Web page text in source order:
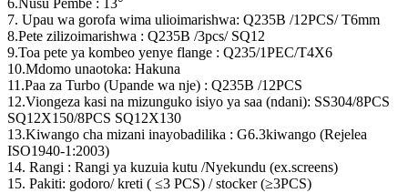
6.Nusu Pembe : 13°
7. Upau wa gorofa wima ulioimarishwa: Q235B /12PCS/ T6mm
8.Pete zilizoimarishwa : Q235B /3pcs/ SQ12
9.Toa pete ya kombeo yenye flange : Q235/1PEC/T4X6
10.Mdomo unaotoka: Hakuna
11.Paa za Turbo (Upande wa nje) : Q235B /12PCS
12.Viongeza kasi na mizunguko isiyo ya saa (ndani): SS304/8PCS
SQ12X150/8PCS SQ12X130
13.Kiwango cha mizani inayobadilika : G6.3kiwango (Rejelea
ISO1940-1:2003)
14. Rangi : Rangi ya kuzuia kutu /Nyekundu (ex.screens)
15. Pakiti: godoro/ kreti ( ≤3 PCS) / stocker (≥3PCS)